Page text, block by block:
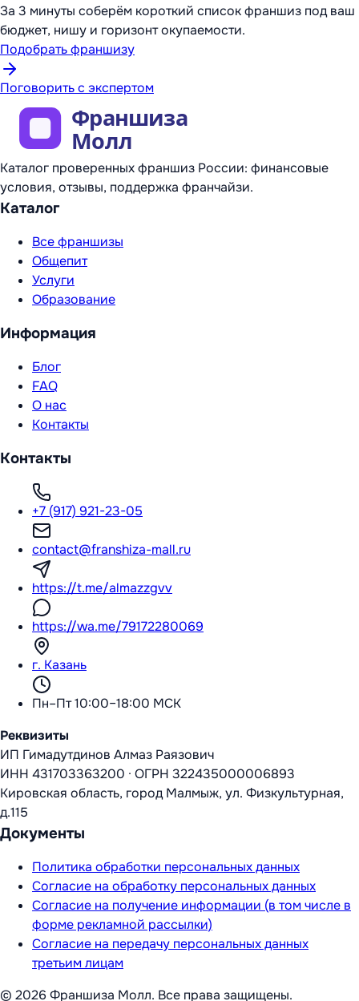
За 3 минуты соберём короткий список франшиз под ваш
бюджет, нишу и горизонт окупаемости.
Подобрать франшизу
Поговорить с экспертом
Каталог проверенных франшиз России: финансовые
условия, отзывы, поддержка франчайзи.
Каталог
Все франшизы
Общепит
Услуги
Образование
Информация
Блог
FAQ
О нас
Контакты
Контакты
+7 (917) 921-23-05
contact@franshiza-mall.ru
https://t.me/almazzgvv
https://wa.me/79172280069
г. Казань
Пн–Пт 10:00–18:00 МСК
Реквизиты
ИП Гимадутдинов Алмаз Раязович
ИНН 431703363200 · ОГРН 322435000006893
Кировская область, город Малмыж, ул. Физкультурная,
д.115
Документы
Политика обработки персональных данных
Согласие на обработку персональных данных
Согласие на получение информации (в том числе в
форме рекламной рассылки)
Согласие на передачу персональных данных
третьим лицам
© 2026 Франшиза Молл. Все права защищены.